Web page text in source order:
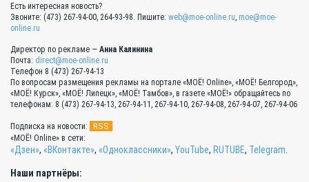
Есть интересная новость?
Звоните: (473) 267-94-00, 264-93-98. Пишите: web@moe-online.ru moe@moe-
online.ru
Директор по рекламе — Анна Калинина
Почта: direct@moe-online.ru
Телефон 8 (473) 267-94-13
По вопросам размещения рекламы на портале «МОЁ! Online», «МОЁ! Белгород»,
«МОЁ! Курск», «МОЁ! Липецк», «МОЁ! Тамбов», в газете «МОЁ!» обращайтесь по
телефонам: 8 (473) 267-94-13, 267-94-11, 267-94-10, 267-94-08, 267-94-07, 267-94-06
Подписка на новости: RSS
«МОЁ! Online» в сети:
«Дзен», «ВКонтакте», «Одноклассники», YouTube, RUTUBE, Telegram
Наши партнёры: